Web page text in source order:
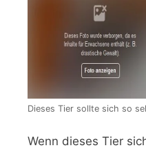
Dieses Tier sollte sich so
Wenn dieses Tier